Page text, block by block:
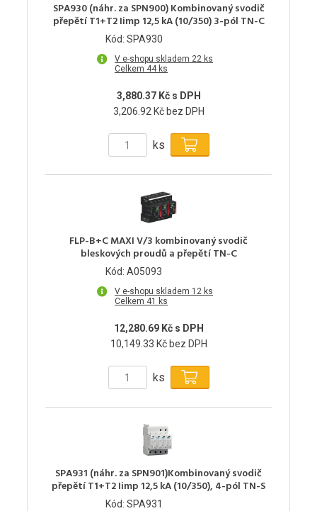
SPA930 (náhr. za SPN900) Kombinovaný svodič
přepětí T1+T2 Iimp 12,5 kA (10/350) 3-pól TN-C
Kód: SPA930
V e-shopu skladem 22 ks
Celkem 44 ks
3,880.37 Kč s DPH
3,206.92 Kč bez DPH
ks
FLP-B+C MAXI V/3 kombinovaný svodič
bleskových proudů a přepětí TN-C
Kód: A05093
V e-shopu skladem 12 ks
Celkem 41 ks
12,280.69 Kč s DPH
10,149.33 Kč bez DPH
ks
SPA931 (náhr. za SPN901)Kombinovaný svodič
přepětí T1+T2 Iimp 12,5 kA (10/350), 4-pól TN-S
Kód: SPA931